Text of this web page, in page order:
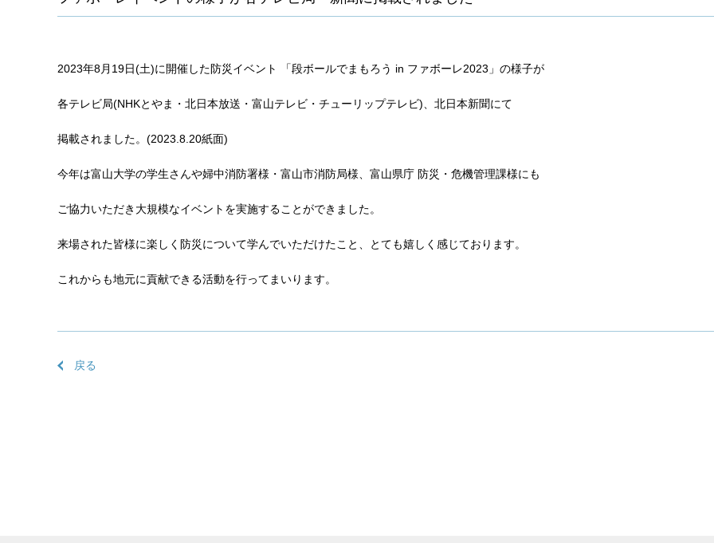
2023年8月19日(土)に開催した防災イベント 「段ボールでまもろう in ファボーレ2023」の様子が
各テレビ局(NHKとやま・北日本放送・富山テレビ・チューリップテレビ)、北日本新聞にて
掲載されました。(2023.8.20紙面)
今年は富山大学の学生さんや婦中消防署様・富山市消防局様、富山県庁 防災・危機管理課様にも
ご協力いただき大規模なイベントを実施することができました。
来場された皆様に楽しく防災について学んでいただけたこと、とても嬉しく感じております。
これからも地元に貢献できる活動を行ってまいります。
戻る